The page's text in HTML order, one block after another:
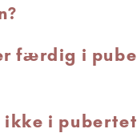
færdig i
i